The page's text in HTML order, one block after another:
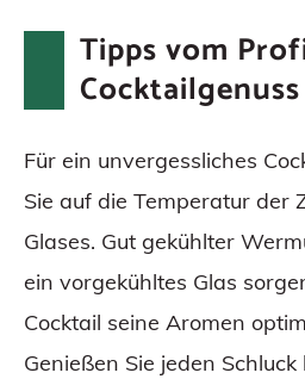
Tipps vom
Cocktailgenuss
Für ein unvergessliches
Sie auf die Temperatur der
Glases. Gut gekühlter
ein vorgekühltes Glas
Cocktail seine Aromen
Genießen Sie jeden